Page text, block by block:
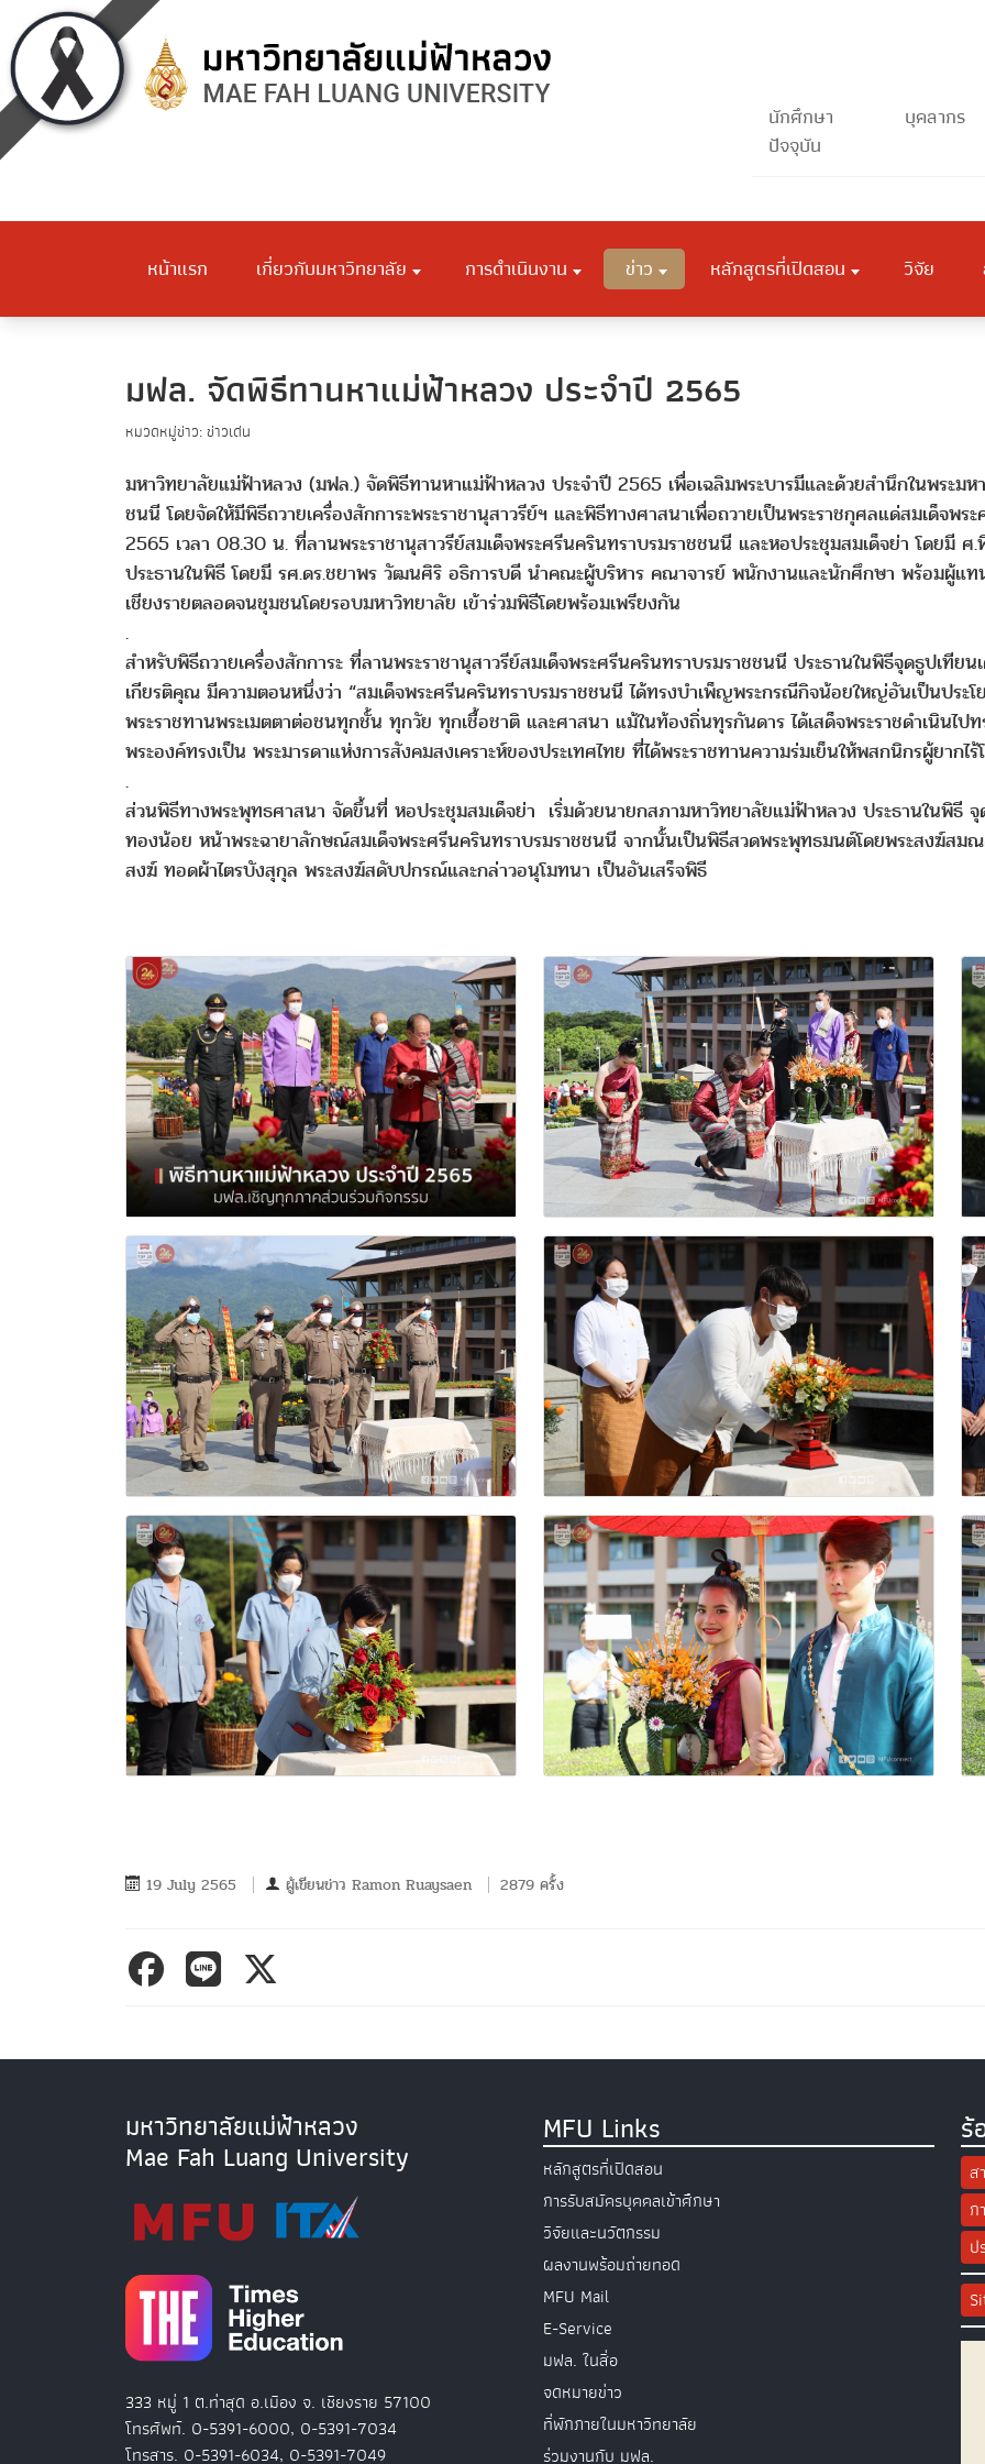
นักศึกษา
ปัจจุบัน
บุคลากร
หน้าแรก เกี่ยวกับมหาวิทยาลัย การดำเนินงาน ข่าว หลักสูตรที่เปิดสอน วิจัย
มฟล. จัดพิธีทานหาแม่ฟ้าหลวง ประจำปี 2565
หมวดหมู่ข่าว: ข่าวเด่น
มหาวิทยาลัยแม่ฟ้าหลวง (มฟล.) จัดพิธีทานหาแม่ฟ้าหลวง ประจำปี 2565 เพื่อเฉลิมพระบารมีและด้วยสำนึกในพระ
ชนนี โดยจัดให้มีพิธีถวายเครื่องสักการะพระราชานุสาวรีย์ฯ และพิธีทางศาสนาเพื่อถวายเป็นพระราชกุศลแด่สมเด็จพ
2565 เวลา 08.30 น. ที่ลานพระราชานุสาวรีย์สมเด็จพระศรีนครินทราบรมราชชนนี และหอประชุมสมเด็จย่า โดยมี
ประธานในพิธี โดยมี รศ.ดร.ชยาพร วัฒนศิริ อธิการบดี นำคณะผู้บริหาร คณาจารย์ พนักงานและนักศึกษา พร้อมผู้แ
เชียงรายตลอดจนชุมชนโดยรอบมหาวิทยาลัย เข้าร่วมพิธีโดยพร้อมเพรียงกัน
.
สำหรับพิธีถวายเครื่องสักการะ ที่ลานพระราชานุสาวรีย์สมเด็จพระศรีนครินทราบรมราชชนนี ประธานในพิธีจุดธูปเทีย
เกียรติคุณ มีความตอนหนึ่งว่า “สมเด็จพระศรีนครินทราบรมราชชนนี ได้ทรงบำเพ็ญพระกรณีกิจน้อยใหญ่อันเป็นประ
พระราชทานพระเมตตาต่อชนทุกชั้น ทุกวัย ทุกเชื้อชาติ และศาสนา แม้ในท้องถิ่นทุรกันดาร ได้เสด็จพระราชดำเนินไป
พระองค์ทรงเป็น พระมารดาแห่งการสังคมสงเคราะห์ของประเทศไทย ที่ได้พระราชทานความร่มเย็นให้พสกนิกรผู้ยากไร้
.
ส่วนพิธีทางพระพุทธศาสนา จัดขึ้นที่ หอประชุมสมเด็จย่า เริ่มด้วยนายกสภามหาวิทยาลัยแม่ฟ้าหลวง ประธานในพิธี
ทองน้อย หน้าพระฉายาลักษณ์สมเด็จพระศรีนครินทราบรมราชชนนี จากนั้นเป็นพิธีสวดพระพุทธมนต์โดยพระสงฆ์สม
สงฆ์ ทอดผ้าไตรบังสุกุล พระสงฆ์สดับปกรณ์และกล่าวอนุโมทนา เป็นอันเสร็จพิธี
19 July 2565 ผู้เขียนข่าว Ramon Ruaysaen 2879 ครั้ง
มหาวิทยาลัยแม่ฟ้าหลวง
Mae Fah Luang University
333 หมู่ 1 ต.ท่าสุด อ.เมือง จ. เชียงราย 57100
โทรศัพท์. 0-5391-6000, 0-5391-7034
โทรสาร. 0-5391-6034, 0-5391-7049
MFU Links
หลักสูตรที่เปิดสอน
การรับสมัครบุคคลเข้าศึกษา
วิจัยและนวัตกรรม
ผลงานพร้อมถ่ายทอด
MFU Mail
E-Service
มฟล. ในสื่อ
จดหมายข่าว
ที่พักภายในมหาวิทยาลัย
ร่วมงานกับ มฟล.
ร้
ส
ก
ป